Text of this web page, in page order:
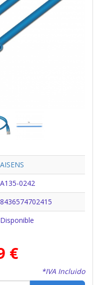
AISENS
A135-0242
8436574702415
Disponible
€
*IVA Incluido